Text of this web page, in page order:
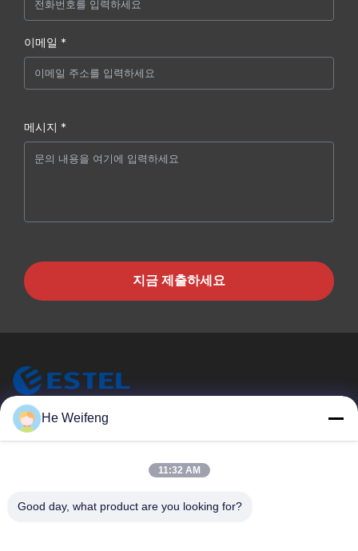
이메일 *
메시지 *
지금 제출하세요
ESTEL (GUANGDONG) TECHNOLOGY CO., LTD.
집
새로운
He Weifeng
11:32 AM
Good day, what product are you looking for?